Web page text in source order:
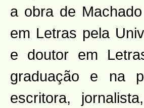
a obra de
em Letras pela
e doutor em
graduação e na
escritora,